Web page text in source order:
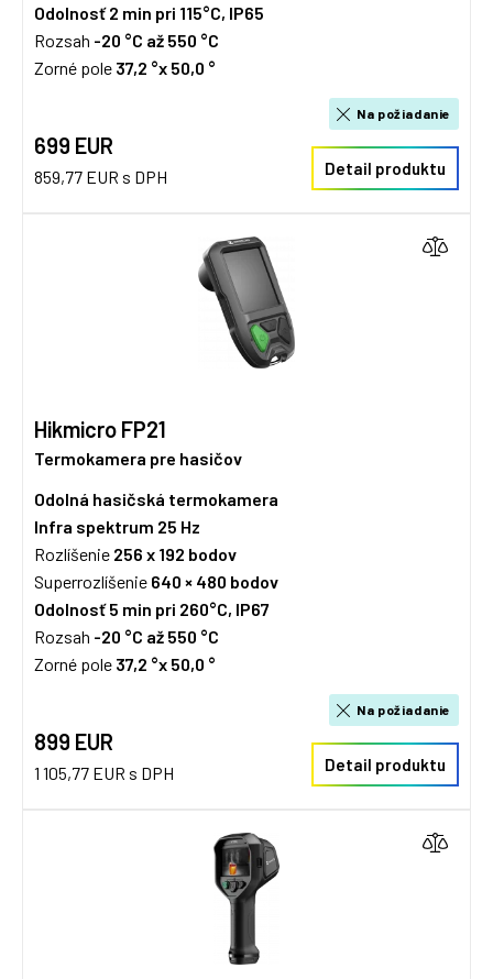
Odolnosť 2 min pri 115°C, IP65
Rozsah -20 °C až 550 °C
Zorné pole 37,2 °x 50,0 °
699 EUR
859,77 EUR s DPH
Na požiadanie
Detail produktu
Hikmicro FP21
Termokamera pre hasičov
Odolná hasičská termokamera
Infra spektrum 25 Hz
Rozlíšenie 256 x 192 bodov
Superrozlíšenie 640 × 480 bodov
Odolnosť 5 min pri 260°C, IP67
Rozsah -20 °C až 550 °C
Zorné pole 37,2 °x 50,0 °
899 EUR
1 105,77 EUR s DPH
Na požiadanie
Detail produktu